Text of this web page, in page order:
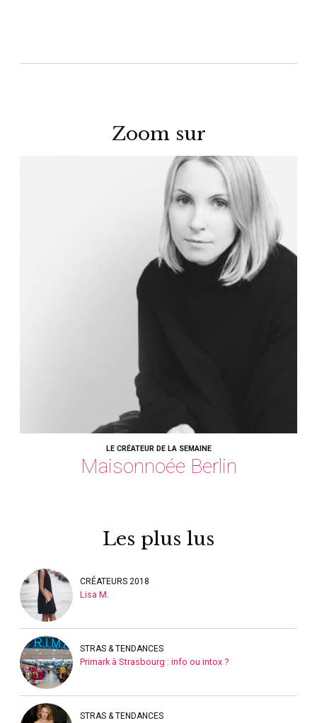
Zoom sur
LE CRÉATEUR DE LA SEMAINE
Maisonnoée Berlin
Les plus lus
CRÉATEURS 2018
Lisa M.
STRAS & TENDANCES
Primark à Strasbourg : info ou intox ?
STRAS & TENDANCES